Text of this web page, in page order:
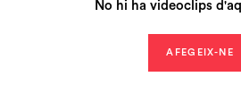
No hi ha videoclips
AFEGEIX-NE